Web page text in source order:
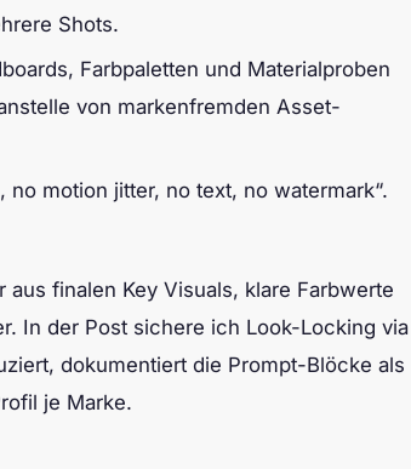
Shots.
Farbpaletten und Materialproben
von markenfremden Asset-
motion jitter, no text, no watermark“.
finalen Key Visuals, klare Farbwerte
In der Post sichere ich Look-Locking via
dokumentiert die Prompt-Blöcke als
je Marke.